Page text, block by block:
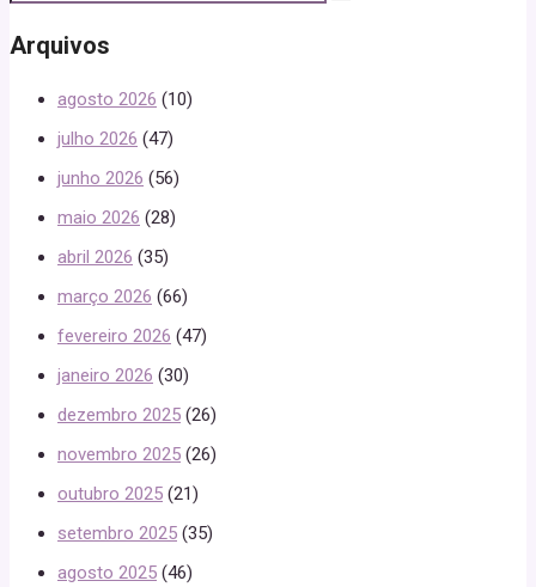
Arquivos
agosto 2026 (10)
julho 2026 (47)
junho 2026 (56)
maio 2026 (28)
abril 2026 (35)
março 2026 (66)
fevereiro 2026 (47)
janeiro 2026 (30)
dezembro 2025 (26)
novembro 2025 (26)
outubro 2025 (21)
setembro 2025 (35)
agosto 2025 (46)